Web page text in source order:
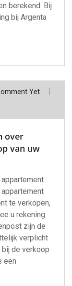
berekend. Bij
bij Argenta
Yet
over
van uw
te verkopen,
u rekening
zijn de
verplicht
de verkoop
een